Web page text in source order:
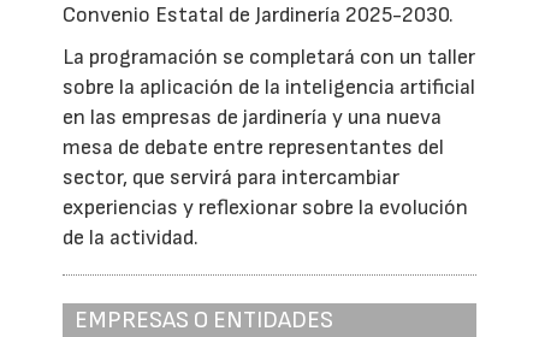
Convenio Estatal de Jardinería 2025-2030.
La programación se completará con un taller
sobre la aplicación de la inteligencia artificial
en las empresas de jardinería y una nueva
mesa de debate entre representantes del
sector, que servirá para intercambiar
experiencias y reflexionar sobre la evolución
de la actividad.
EMPRESAS O ENTIDADES